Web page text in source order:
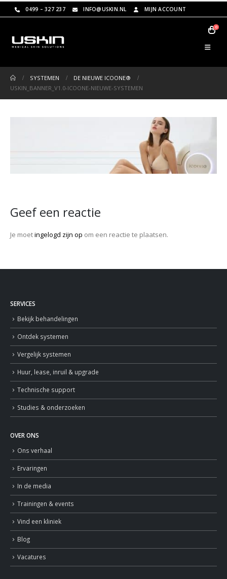
0499 – 327 237 INFO@USKIN.NL MIJN ACCOUNT
0
SYSTEMEN
DE NIEUWE ICOONE®
USKIN_BANNER_V1.0-ICOONE-NIEUWE-SYSTEMEN
Geef een reactie
Je moetingelogd zijn op om een reactie te plaatsen.
SERVICES
Bekijk behandelingen
Ontdek systemen
Vergelijk systemen
Huur, lease, inruil & upgrade
Technische support
Studies & onderzoeken
OVER ONS
Ons verhaal
Ervaringen
In de media
Trainingen & events
Vind een kliniek
Blog
Vacatures